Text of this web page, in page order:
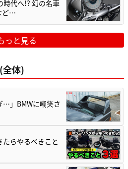
時代へ!? 幻の名車
ど…
っと見る
全体)
…」BMWに嘲笑さ
らやるべきこと